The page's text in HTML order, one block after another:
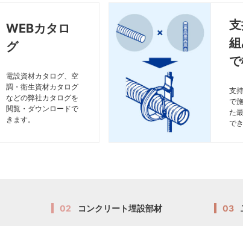
WEBカタロ
グ
電設資材カタログ、空
調・衛生資材カタログ
などの弊社カタログを
閲覧・ダウンロードで
きます。
支
で
た
で
02 コンクリート埋設部材 03